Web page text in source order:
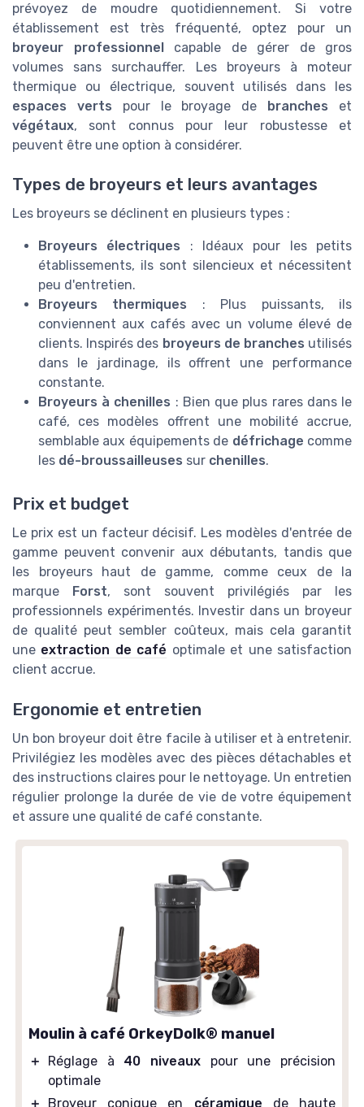
prévoyez de moudre quotidiennement. Si votre
établissement est très fréquenté, optez pour un
broyeur professionnelcapable de gérer de gros
volumes sans surchauffer. Les broyeurs à moteur
thermique ou électrique, souvent utilisés dans les
espaces verts pour le broyage de branches et
végétaux, sont connus pour leur robustesse et
peuvent être une option à considérer.
Types de broyeurs et leurs avantages
Les broyeurs se déclinent en plusieurs types :
Broyeurs électriques : Idéaux pour les petits
établissements, ils sont silencieux et nécessitent
peu d'entretien.
Broyeurs thermiques : Plus puissants, ils
conviennent aux cafés avec un volume élevé de
clients. Inspirés des broyeurs de branches utilisés
dans le jardinage, ils offrent une performance
constante.
Broyeurs à chenilles : Bien que plus rares dans le
café, ces modèles offrent une mobilité accrue,
semblable aux équipements de défrichage comme
les dé-broussailleuses sur chenilles.
Prix et budget
Le prix est un facteur décisif. Les modèles d'entrée de
gamme peuvent convenir aux débutants, tandis que
les broyeurs haut de gamme, comme ceux de la
marque
Forst, sont souvent privilégiés par les
professionnels expérimentés. Investir dans un broyeur
de qualité peut sembler coûteux, mais cela garantit
une extraction de café optimale et une satisfaction
client accrue.
Ergonomie et entretien
Un bon broyeur doit être facile à utiliser et à entretenir.
Privilégiez les modèles avec des pièces détachables et
des instructions claires pour le nettoyage. Un entretien
régulier prolonge la durée de vie de votre équipement
et assure une qualité de café constante.
Moulin à café OrkeyDolk® manuel
＋ Réglage à 40 niveaux pour une précision
optimale
＋
Broyeur conique en céramique de haute